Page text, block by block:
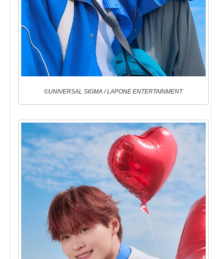
©UNIVERSAL SIGMA / LAPONE ENTERTAINMENT